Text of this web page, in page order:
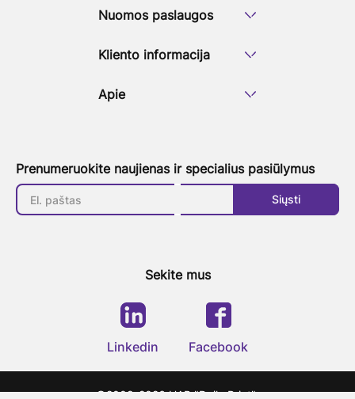
Nuomos paslaugos
Kliento informacija
Apie
Prenumeruokite naujienas ir specialius pasiūlymus
Siųsti
Sekite mus
Linkedin Facebook
©2008-2026 UAB "Daily Print"